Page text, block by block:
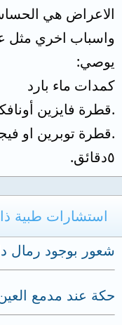
الاعراض هي
واسباب اخري مثل
يوصي:
كمدات ماء بارد
.قطرة فايزين أونافكون
٥دقائق.
استشارات طبية
شعور بوجود رمال
حكة عند مدمع